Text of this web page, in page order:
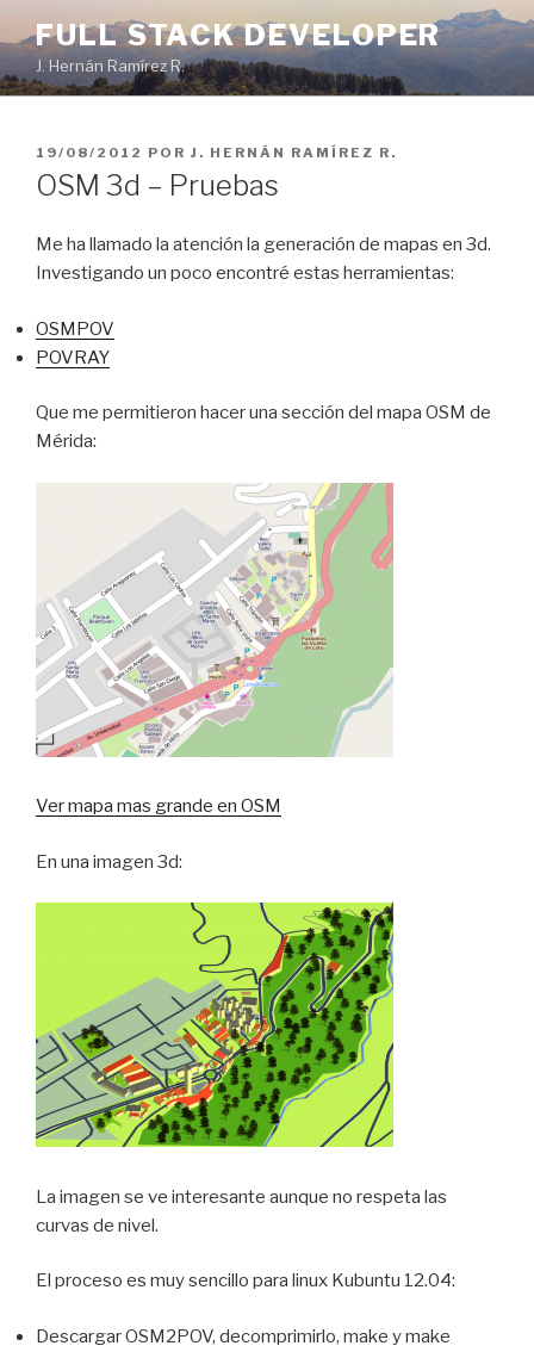
al
contenido
FULL STACK DEVELOPER
J. Hernán Ramírez R.
PUBLICADO
EN
19/08/2012 POR J. HERNÁN RAMÍREZ R.
OSM 3d – Pruebas
Me ha llamado la atención la generación de mapas en 3d.
Investigando un poco encontré estas herramientas:
OSMPOV
POVRAY
Que me permitieron hacer una sección del mapa OSM de
Mérida:
Ver mapa mas grande en OSM
En una imagen 3d:
La imagen se ve interesante aunque no respeta las
curvas de nivel.
El proceso es muy sencillo para linux Kubuntu 12.04:
Descargar OSM2POV, decomprimirlo, make y make